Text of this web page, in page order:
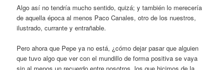
Algo así no tendría mucho sentido, quizá; y también lo merecería
de aquella época al menos Paco Canales, otro de los nuestros,
ilustrado, currante y entrañable.
Pero ahora que Pepe ya no está, ¿cómo dejar pasar que alguien
que tuvo algo que ver con el mundillo de forma positiva se vaya